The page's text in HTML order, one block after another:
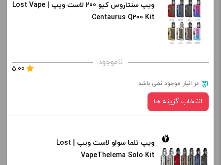
رنگ:
برای فعال شدن سبد خرید و نمایش قیمت ، گزینه های محصول را
+
ویپ سنتاروس کیو 200 لاست ویپ | Lost Vape
Centaurus Q200 Kit
ناموجود
5.00
در انبار موجود نمی باشد
انتخاب گزینه ها
رنگ:
ویپ تلما سولو لاست ویپ | Lost
VapeThelema Solo Kit